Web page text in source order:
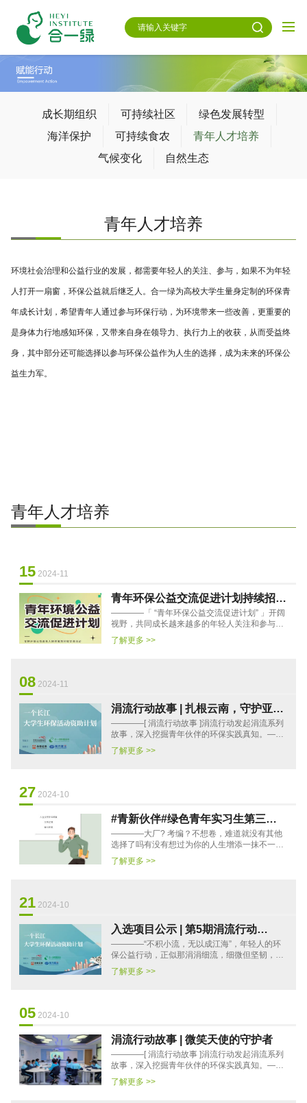
成长期组织 可持续社区
绿色发展转型
海洋保护
可持续食农
青年人才培养
气候变化
自然生态
青年人才培养
环境社会治理和公益行业的发展，都需要年轻人的关注、参与，如果不为年轻
人打开一扇窗，环保公益就后继乏人。合一绿为高校大学生量身定制的环保青
年成长计划，希望青年人通过参与环保行动，为环境带来一些改善，更重要的
是身体力行地感知环保，又带来自身在领导力、执行力上的收获，从而受益终
身，其中部分还可能选择以参与环保公益作为人生的选择，成为未来的环保公
益生力军。
青年人才培养
15 2024-11
青年环保公益交流促进计划持续招募
申请中
————「 “青年环保公益交流促进计划” 」开阔
视野，共同成长越来越多的年轻人关注和参与到
环保公益，采取了许多卓有成效的行动。为了让
这些对环保有爱的年···
了解更多 >>
08 2024-11
涓流行动故事 | 扎根云南，守护亚洲
象与童年的“秘密基地”
————[ 涓流行动故事 ]涓流行动发起涓流系列
故事，深入挖掘青年伙伴的环保实践真知。——
欢迎大家关注！——项目起源：守护家乡的那
片“秘密基地”与你在夏···
了解更多 >>
27 2024-10
#青新伙伴#绿色青年实习生第三期
招募开启
————大厂? 考编？不想卷，难道就没有其他
选择了吗有没有想过为你的人生增添一抹不一样
的色彩好的实习，也是未来走向社会的基石现
在，机会来了为了支持有意···
了解更多 >>
21 2024-10
入选项目公示 | 第5期涓流行动
——“一个长江”大学生环保活动资助
————“不积小流，无以成江海”，年轻人的环
保公益行动，正似那涓涓细流，细微但坚韧，终
会汇成大江大海。在华泰证券、南方基金支持
下，华泰公益基金会与合···
了解更多 >>
05 2024-10
涓流行动故事 | 微笑天使的守护者
————[ 涓流行动故事 ]涓流行动发起涓流系列
故事，深入挖掘青年伙伴的环保实践真知。——
欢迎大家关注！——想和TA们一样在环保公益实
践中获得提升欢迎加入···
了解更多 >>